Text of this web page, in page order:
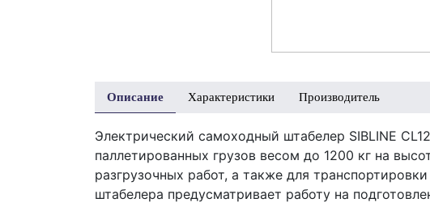
Описание Характеристики Производитель
Электрический самоходный штабелер SIBLINE
паллетированных грузов весом до 1200 кг на
разгрузочных работ, а также для
штабелера предусматривает работу на